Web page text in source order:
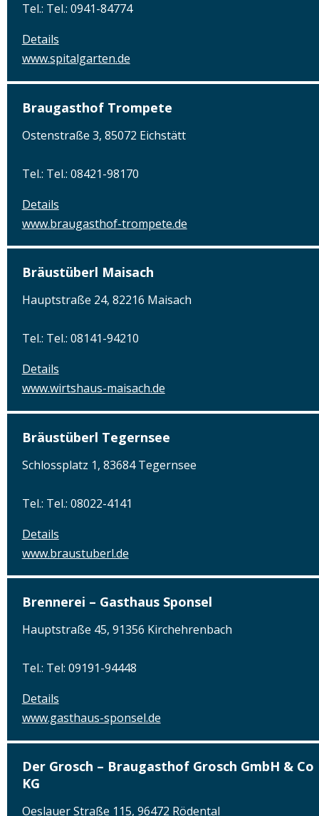
Tel.: Tel.: 0941-84774
Details
www.spitalgarten.de
Braugasthof Trompete
Ostenstraße 3, 85072 Eichstätt
Tel.: Tel.: 08421-98170
Details
www.braugasthof-trompete.de
Bräustüberl Maisach
Hauptstraße 24, 82216 Maisach
Tel.: Tel.: 08141-94210
Details
www.wirtshaus-maisach.de
Bräustüberl Tegernsee
Schlossplatz 1, 83684 Tegernsee
Tel.: Tel.: 08022-4141
Details
www.braustuberl.de
Brennerei – Gasthaus Sponsel
Hauptstraße 45, 91356 Kirchehrenbach
Tel.: Tel: 09191-94448
Details
www.gasthaus-sponsel.de
Der Grosch – Braugasthof Grosch GmbH & Co
KG
Oeslauer Straße 115, 96472 Rödental